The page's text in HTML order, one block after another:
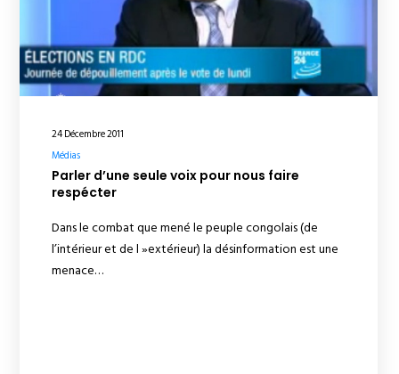
24 Décembre 2011
Médias
Parler d’une seule voix pour nous faire
respécter
Dans le combat que mené le peuple congolais (de
l’intérieur et de l »extérieur) la désinformation est une
menace…